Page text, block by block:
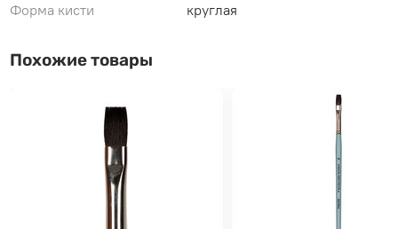
Форма кисти
круглая
Похожие товары